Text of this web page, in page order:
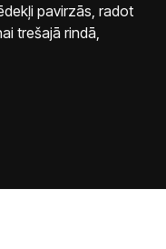
pavirzās, radot
trešajā rindā,